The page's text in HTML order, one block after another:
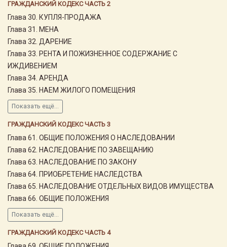
ГРАЖДАНСКИЙ КОДЕКС ЧАСТЬ 2
Глава 30. КУПЛЯ-ПРОДАЖА
Глава 31. МЕНА
Глава 32. ДАРЕНИЕ
Глава 33. РЕНТА И ПОЖИЗНЕННОЕ СОДЕРЖАНИЕ С
ИЖДИВЕНИЕМ
Глава 34. АРЕНДА
Глава 35. НАЕМ ЖИЛОГО ПОМЕЩЕНИЯ
Показать ещё...
ГРАЖДАНСКИЙ КОДЕКС ЧАСТЬ 3
Глава 61. ОБЩИЕ ПОЛОЖЕНИЯ О НАСЛЕДОВАНИИ
Глава 62. НАСЛЕДОВАНИЕ ПО ЗАВЕЩАНИЮ
Глава 63. НАСЛЕДОВАНИЕ ПО ЗАКОНУ
Глава 64. ПРИОБРЕТЕНИЕ НАСЛЕДСТВА
Глава 65. НАСЛЕДОВАНИЕ ОТДЕЛЬНЫХ ВИДОВ ИМУЩЕСТВА
Глава 66. ОБЩИЕ ПОЛОЖЕНИЯ
Показать ещё...
ГРАЖДАНСКИЙ КОДЕКС ЧАСТЬ 4